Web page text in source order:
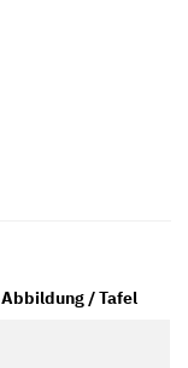
Abbildung / Tafel